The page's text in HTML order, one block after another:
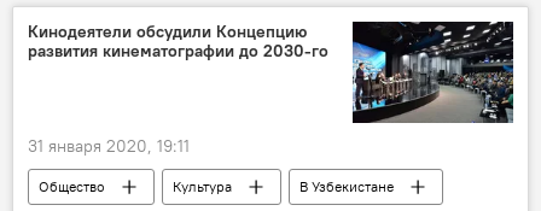
Кинодеятели обсудили Концепцию
развития кинематографии до 2030-го
31 января 2020, 19:11
Общество Культура
В Узбекистане